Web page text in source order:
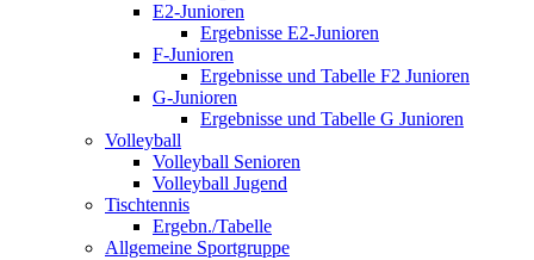
E2-Junioren
Ergebnisse E2-Junioren
F-Junioren
Ergebnisse und Tabelle F2 Junioren
G-Junioren
Ergebnisse und Tabelle G Junioren
Volleyball
Volleyball Senioren
Volleyball Jugend
Tischtennis
Ergebn./Tabelle
Allgemeine Sportgruppe